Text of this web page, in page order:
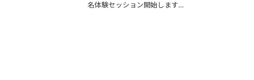
名体験セッション開始します…